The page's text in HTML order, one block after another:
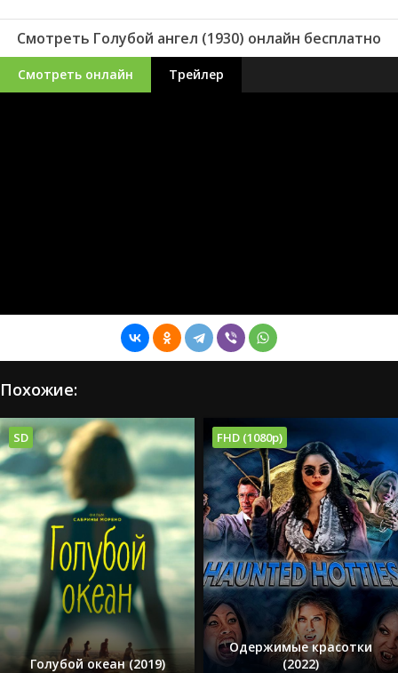
Смотреть Голубой ангел (1930) онлайн бесплатно
Смотреть онлайн Трейлер
Похожие:
SD
Голубой океан (2019)
FHD (1080p)
Одержимые красотки
(2022)